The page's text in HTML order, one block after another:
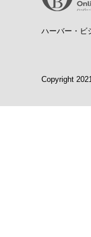
ハーバー・ビ
Copyright